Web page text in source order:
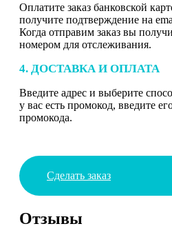
Оплатите заказ банковской
получите подтверждение на
Когда отправим заказ вы
номером для отслеживания.
4. ДОСТАВКА И ОПЛАТА
Введите адрес и выберите
у вас есть промокод, введите
промокода.
Сделать заказ
Отзывы